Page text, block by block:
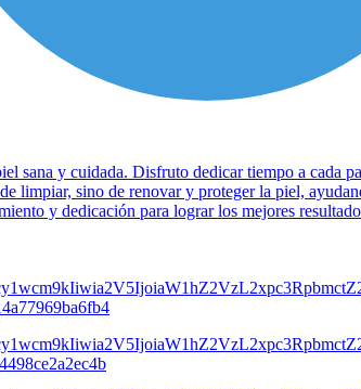
sana y cuidada. Disfruto dedicar tiempo a cada
limpiar, sino de renovar y proteger la piel,
y dedicación para lograr los mejores